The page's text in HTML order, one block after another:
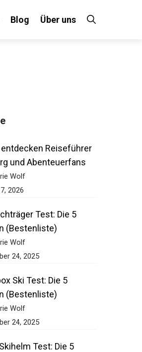
Blog Über uns
Reiseführer
und Abenteuerfans
Wolf
2026
Test: Die 5
(Bestenliste)
Wolf
24, 2025
Ski Test: Die 5
(Bestenliste)
Wolf
24, 2025
Test: Die 5